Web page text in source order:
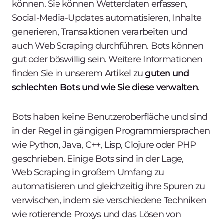
können. Sie können Wetterdaten erfassen,
Social-Media-Updates automatisieren, Inhalte
generieren, Transaktionen verarbeiten und
auch Web Scraping durchführen. Bots können
gut oder böswillig sein. Weitere Informationen
finden Sie in unserem Artikel zuguten und
schlechten Bots und wie Sie diese verwalten.
Bots haben keine Benutzeroberfläche und sind
in der Regel in gängigen Programmiersprachen
wie Python, Java, C++, Lisp, Clojure oder PHP
geschrieben. Einige Bots sind in der Lage,
Web Scraping in großem Umfang zu
automatisieren und gleichzeitig ihre Spuren zu
verwischen, indem sie verschiedene Techniken
wie rotierende Proxys und das Lösen von